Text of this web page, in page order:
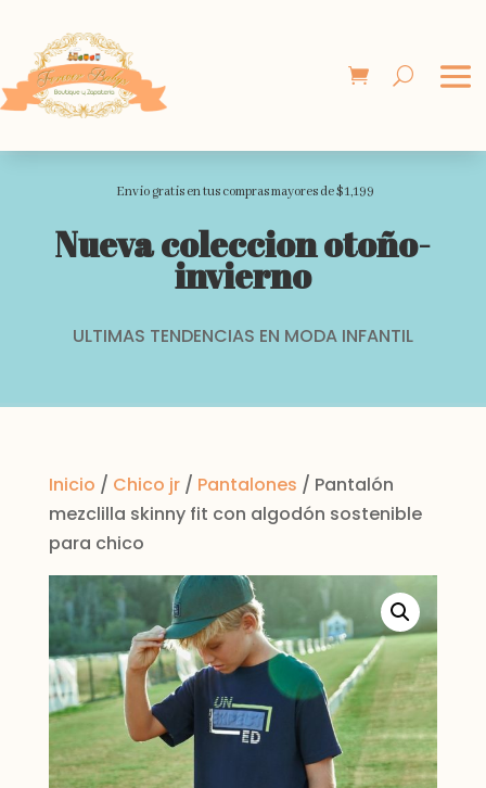
Envio gratis en tus compras mayores de $1,199
Nueva coleccion otoño-
invierno
ULTIMAS TENDENCIAS EN MODA INFANTIL
Inicio / Chico jr/ Pantalones / Pantalón
mezclilla skinny fit con algodón sostenible
para chico